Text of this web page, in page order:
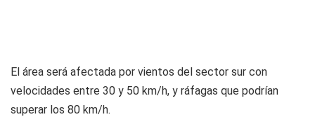
El área será afectada por vientos del sector sur con
velocidades entre 30 y 50 km/h, y ráfagas que podrían
superar los 80 km/h.